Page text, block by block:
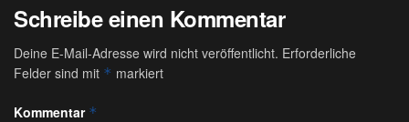
Schreibe einen Kommentar
Deine E-Mail-Adresse wird nicht veröffentlicht. Erforderliche
Felder sind mit * markiert
Kommentar *